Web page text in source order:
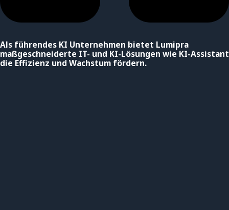
Als führendes KI Unternehmen bietet Lumipra
maßgeschneiderte IT- und KI-Lösungen wie KI-Assistant
die Effizienz und Wachstum fördern.